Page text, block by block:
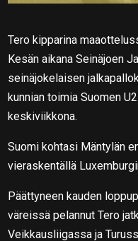
Tero kipparina
Kesän aikana Seinäjoen
seinäjokelaisen
kunnian toimia Suomen
keskiviikkona.
Suomi kohtasi Mäntylän
vieraskentällä
Päättyneen kauden
väreissä pelannut Tero
Veikkausliigassa ja